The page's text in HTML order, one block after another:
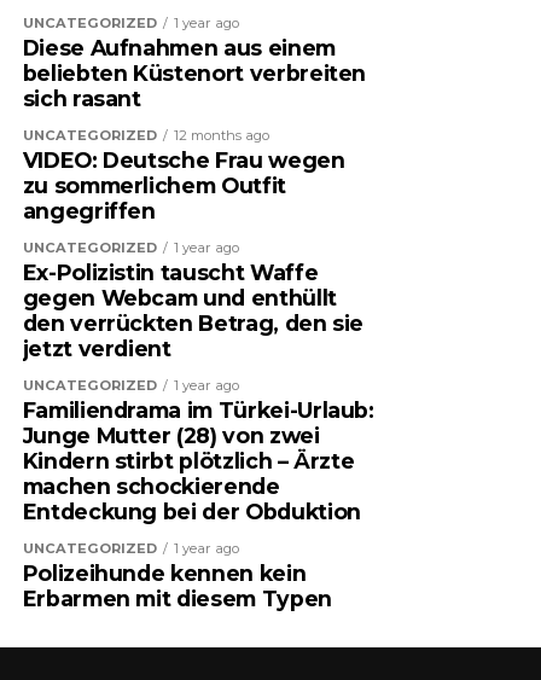
UNCATEGORIZED 1 year ago
Diese Aufnahmen aus einem
beliebten Küstenort verbreiten
sich rasant
UNCATEGORIZED 12 months ago
VIDEO: Deutsche Frau wegen
zu sommerlichem Outfit
angegriffen
UNCATEGORIZED 1 year ago
Ex-Polizistin tauscht Waffe
gegen Webcam und enthüllt
den verrückten Betrag, den sie
jetzt verdient
UNCATEGORIZED 1 year ago
Familiendrama im Türkei-Urlaub:
Junge Mutter (28) von zwei
Kindern stirbt plötzlich – Ärzte
machen schockierende
Entdeckung bei der Obduktion
UNCATEGORIZED 1 year ago
Polizeihunde kennen kein
Erbarmen mit diesem Typen